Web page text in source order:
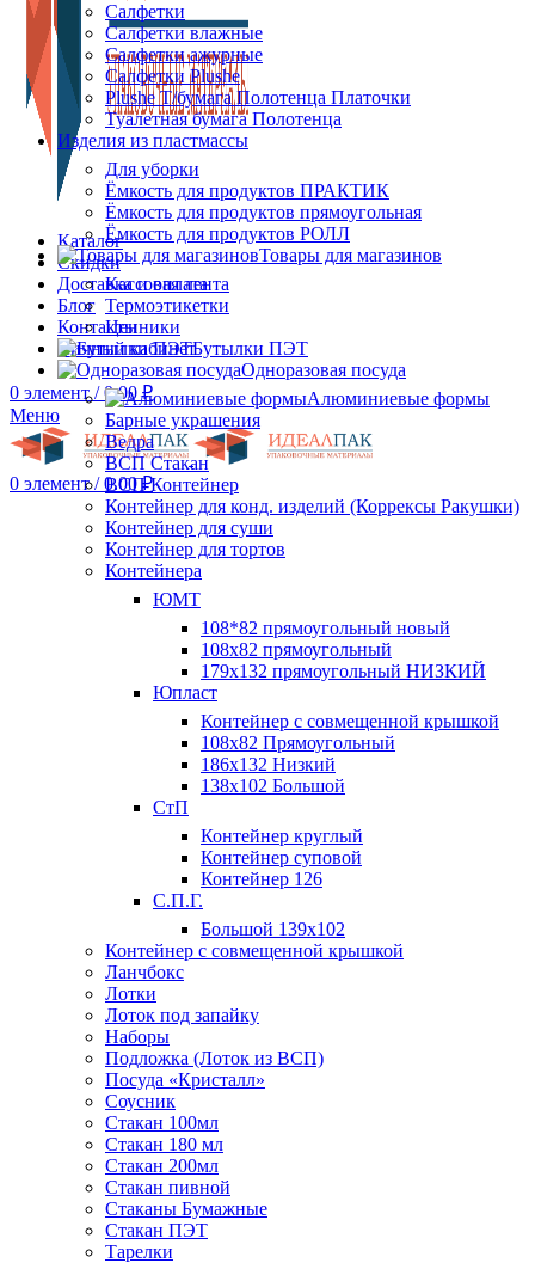
Каталог
Скидки
Доставка и оплата
Блог
Контакты
Личный кабинет
0 элемент / 0.00₽
Меню
0 элемент / 0.00₽
Салфетки
Салфетки влажные
Салфетки ажурные
Салфетки Plushe
Plushe Т/бумага Полотенца Платочки
Туалетная бумага Полотенца
Изделия из пластмассы
Для уборки
Ёмкость для продуктов ПРАКТИК
Ёмкость для продуктов прямоугольная
Ёмкость для продуктов РОЛЛ
Товары для магазинов
Кассовая лента
Термоэтикетки
Ценники
Бутылки ПЭТ
Одноразовая посуда
Алюминиевые формы
Барные украшения
Ведра
ВСП Стакан
ВСП Контейнер
Контейнер для конд. изделий (Коррексы Ракушки)
Контейнер для суши
Контейнер для тортов
Контейнера
ЮМТ
108*82 прямоугольный новый
108х82 прямоугольный
179х132 прямоугольный НИЗКИЙ
Юпласт
Контейнер с совмещенной крышкой
108х82 Прямоугольный
186х132 Низкий
138х102 Большой
СтП
Контейнер круглый
Контейнер суповой
Контейнер 126
С.П.Г.
Большой 139х102
Контейнер с совмещенной крышкой
Ланчбокс
Лотки
Лоток под запайку
Наборы
Подложка (Лоток из ВСП)
Посуда «Кристалл»
Соусник
Стакан 100мл
Стакан 180 мл
Стакан 200мл
Стакан пивной
Стаканы Бумажные
Стакан ПЭТ
Тарелки